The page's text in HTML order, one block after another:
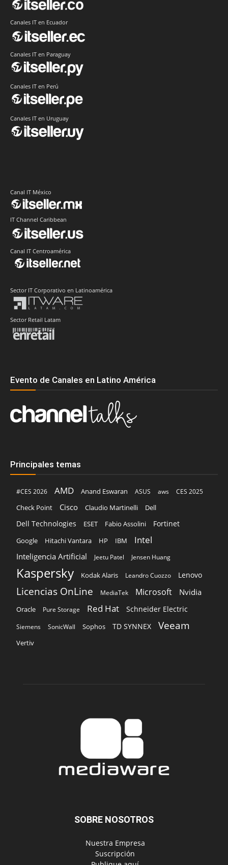
Canales IT en Ecuador
Canales IT en Paraguay
Canales IT en Perú
Canales IT en Uruguay
Canal IT México
IT Channel Caribbean
Canal IT Centroamérica
Sector IT Corporativo en Latinoamérica
Sector Retail Latam
Evento de Canales en Latino América
Principales temas
#CES 2026 AMD Anand Eswaran ASUS aws
CES 2025
Check Point
Cisco Claudio Martinelli Dell
Dell Technologies ESET Fabio Assolini Fortinet
Google Hitachi Vantara HP IBM Intel
Inteligencia Artificial Jeetu Patel Jensen Huang
Kaspersky Kodak Alaris Leandro Cuozzo Lenovo
Licencias OnLine MediaTek Microsoft Nvidia
Oracle Pure Storage Red Hat Schneider Electric
Siemens SonicWall Sophos TD SYNNEX Veeam
Vertiv
SOBRE NOSOTROS
‎ Nuestra Empresa
‎ Suscripción